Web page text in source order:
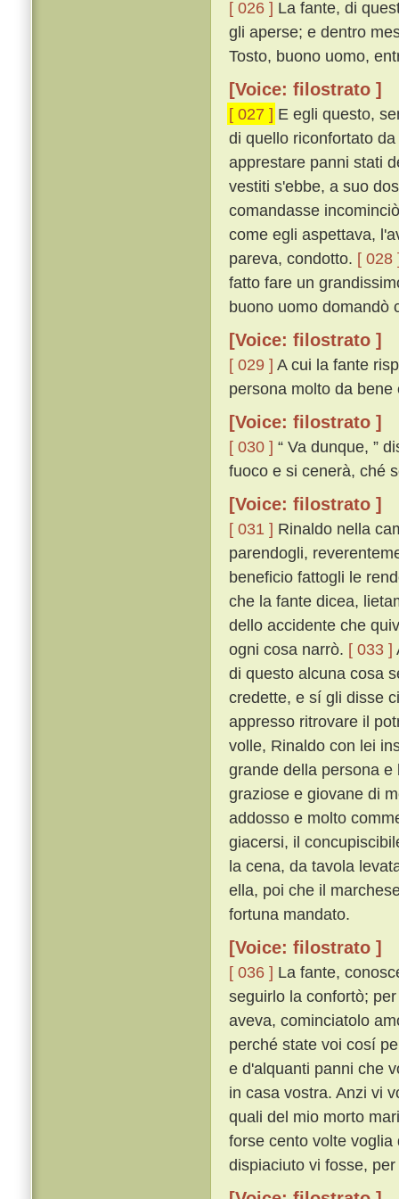
[ 026 ] La fante, di
gli aperse; e dentro
Tosto, buono uomo,
[Voice: filostrato ]
[ 027 ] E egli questo,
di quello riconfortato
apprestare panni stati
vestiti s'ebbe, a suo
comandasse
come egli aspettava,
pareva, condotto. [ 028
fatto fare un
buono uomo domandò
[Voice: filostrato ]
[ 029 ] A cui la fante
persona molto da bene
[Voice: filostrato ]
[ 030 ] “ Va dunque, ”
fuoco e si cenerà, ché
[Voice: filostrato ]
[ 031 ] Rinaldo nella
parendogli,
beneficio fattogli le
che la fante dicea,
dello accidente che
ogni cosa narrò. [ 033 ]
di questo alcuna cosa
credette, e sí gli disse
appresso ritrovare il
volle, Rinaldo con lei
grande della persona
graziose e giovane di
addosso e molto
giacersi, il
la cena, da tavola
ella, poi che il
fortuna mandato.
[Voice: filostrato ]
[ 036 ] La fante,
seguirlo la confortò;
aveva, cominciatolo
perché state voi cosí
e d'alquanti panni che
in casa vostra. Anzi vi
quali del mio morto
forse cento volte
dispiaciuto vi fosse,